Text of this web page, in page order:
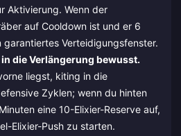
Aktivierung. Wenn der
auf Cooldown ist und er 6
garantiertes Verteidigungsfenster.
die Verlängerung bewusst.
liegst, kiting in die
Zyklen; wenn du hinten
eine 10-Elixier-Reserve auf,
Elixier-Push zu starten.